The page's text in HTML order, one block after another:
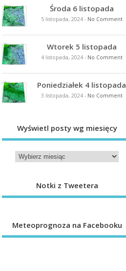
Środa 6 listopada
5 listopada, 2024- No Comment
Wtorek 5 listopada
4 listopada, 2024- No Comment
Poniedziałek 4 listopada
3 listopada, 2024- No Comment
Wyświetl posty wg miesięcy
Notki z Tweetera
Meteoprognoza na Facebooku